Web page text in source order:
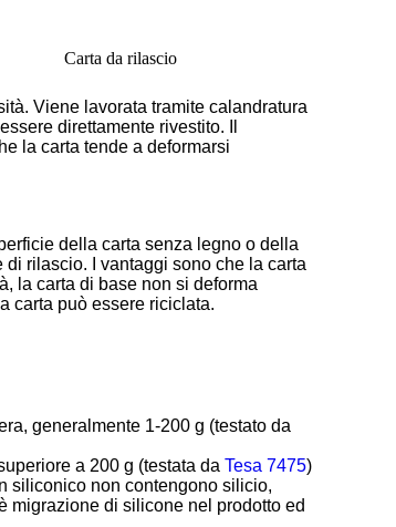
Carta da rilascio
Viene lavorata tramite calandratura
direttamente rivestito. Il
la carta tende a deformarsi
della carta senza legno o della
rilascio. I vantaggi sono che la carta
la carta di base non si deforma
carta può essere riciclata.
generalmente 1-200 g (testato da
a 200 g (testata da Tesa 7475)
siliconico non contengono silicio,
migrazione di silicone nel prodotto ed